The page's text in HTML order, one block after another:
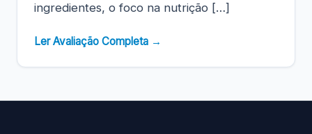
ingredientes, o foco na nutrição […]
Ler Avaliação Completa →